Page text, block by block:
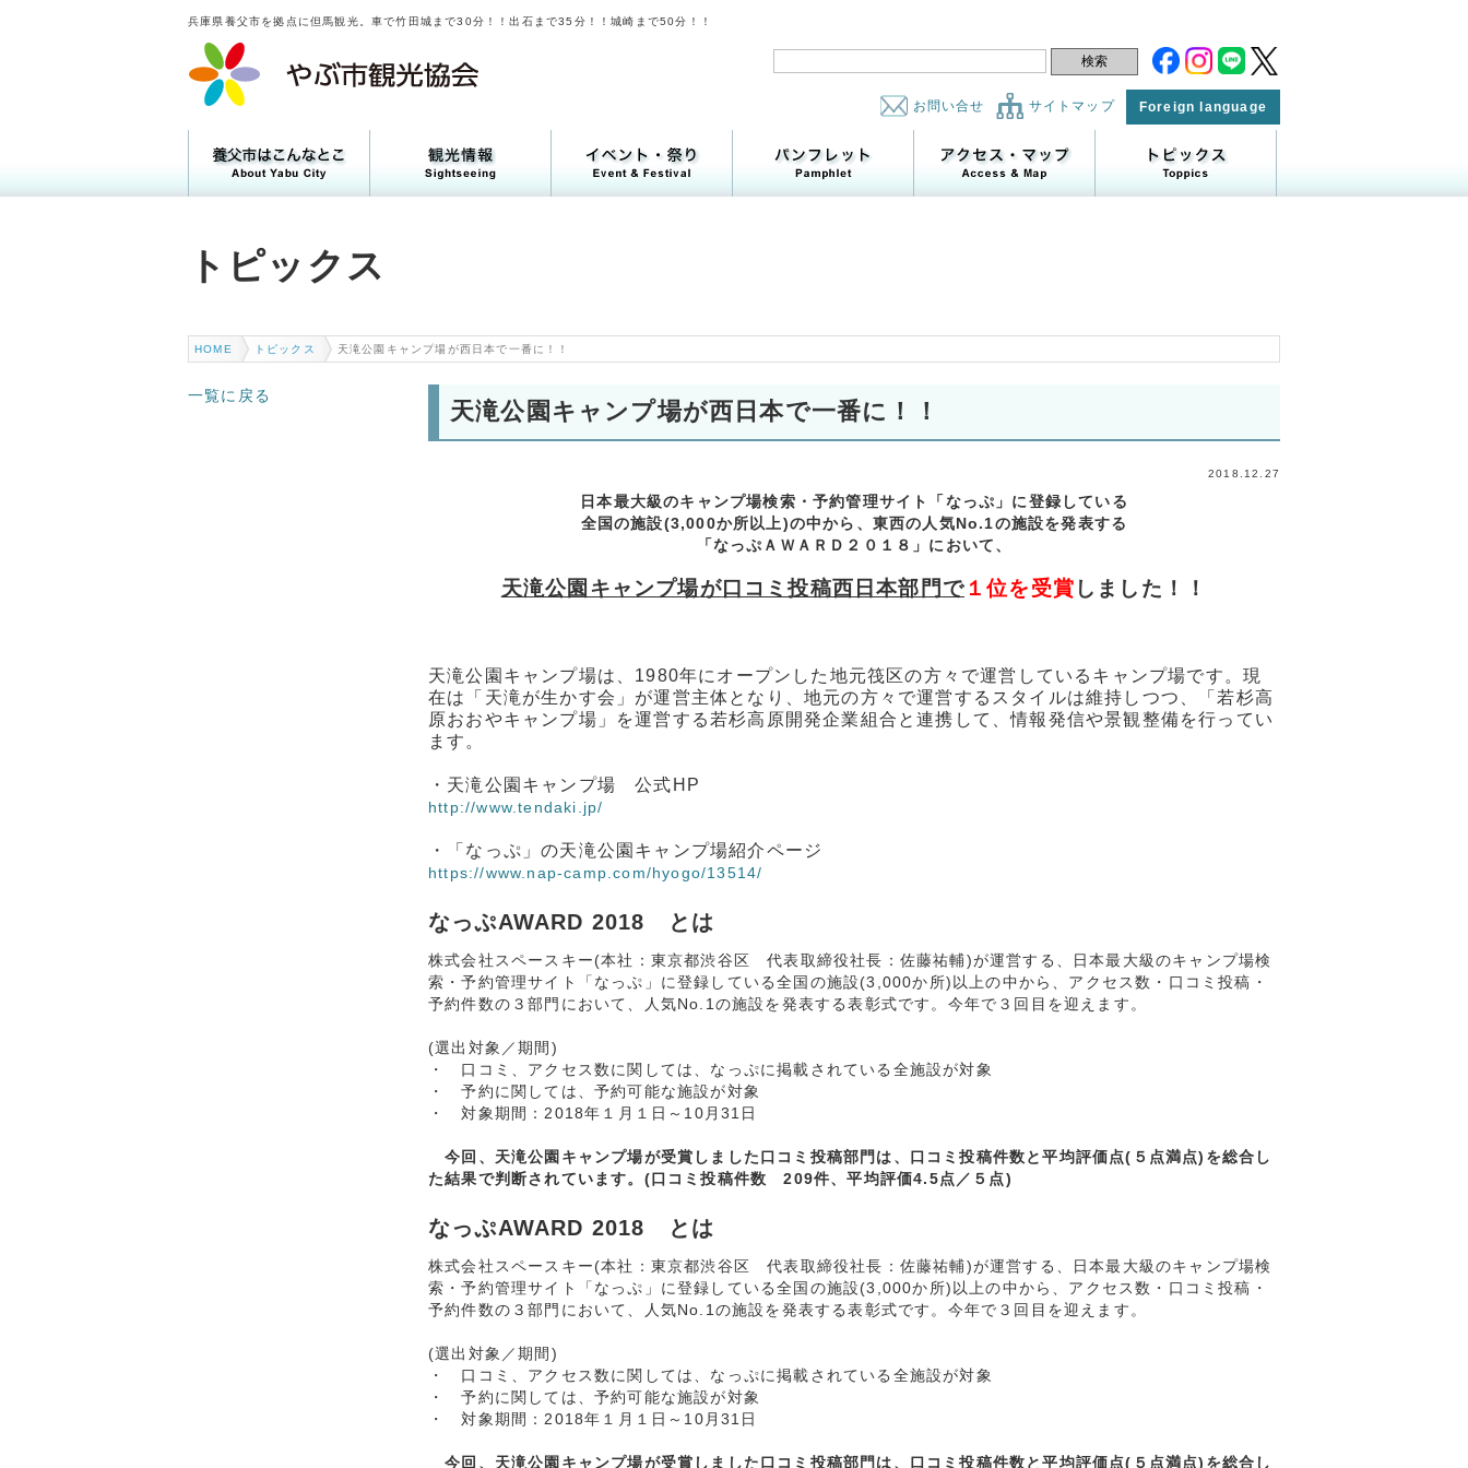
兵庫県養父市を拠点に但馬観光。車で竹田城まで30分！！出石まで35分！！城崎まで50分！！
お問い合せ サイトマップ Foreign language
トピックス
HOME トピックス 天滝公園キャンプ場が西日本で一番に！！
天滝公園キャンプ場が西日本で一番に！！
2018.12.27
日本最大級のキャンプ場検索・予約管理サイト「なっぷ」に登録している
全国の施設(3,000か所以上)の中から、東西の人気No.1の施設を発表する
「なっぷＡＷＡＲＤ２０１８」において、
天滝公園キャンプ場が口コミ投稿西日本部門 で １位を受賞 しました！！
天滝公園キャンプ場は、1980年にオープンした地元筏区の方々で運営しているキャンプ場です。現
在は「天滝が生かす会」が運営主体となり、地元の方々で運営するスタイルは維持しつつ、「若杉高
原おおやキャンプ場」を運営する若杉高原開発企業組合と連携して、情報発信や景観整備を行ってい
ます。
・天滝公園キャンプ場 公式HP
http://www.tendaki.jp/
・「なっぷ」の天滝公園キャンプ場紹介ページ
https://www.nap-camp.com/hyogo/13514/
なっぷAWARD 2018 とは
株式会社スペースキー(本社：東京都渋谷区 代表取締役社長：佐藤祐輔)が運営する、日本最大級のキャンプ場検
索・予約管理サイト「なっぷ」に登録している全国の施設(3,000か所)以上の中から、アクセス数・口コミ投稿・
予約件数の３部門において、人気No.1の施設を発表する表彰式です。今年で３回目を迎えます。
(選出対象／期間)
・ 口コミ、アクセス数に関しては、なっぷに掲載されている全施設が対象
・ 予約に関しては、予約可能な施設が対象
・ 対象期間：2018年１月１日～10月31日
今回、天滝公園キャンプ場が受賞しました口コミ投稿部門は、口コミ投稿件数と平均評価点(５点満点)を総合し
た結果で判断されています。(口コミ投稿件数 209件、平均評価4.5点／５点)
なっぷAWARD 2018 とは
株式会社スペースキー(本社：東京都渋谷区 代表取締役社長：佐藤祐輔)が運営する、日本最大級のキャンプ場検
索・予約管理サイト「なっぷ」に登録している全国の施設(3,000か所)以上の中から、アクセス数・口コミ投稿・
予約件数の３部門において、人気No.1の施設を発表する表彰式です。今年で３回目を迎えます。
(選出対象／期間)
・ 口コミ、アクセス数に関しては、なっぷに掲載されている全施設が対象
・ 予約に関しては、予約可能な施設が対象
・ 対象期間：2018年１月１日～10月31日
今回、天滝公園キャンプ場が受賞しました口コミ投稿部門は、口コミ投稿件数と平均評価点(５点満点)を総合し
一覧に戻る